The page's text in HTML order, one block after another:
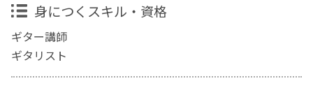
身につくスキル・資格
ギター講師
ギタリスト